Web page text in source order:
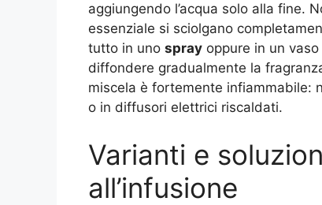
aggiungendo l’acqua solo alla fine.
essenziale si sciolgano
tutto in uno spray oppure in un
diffondere gradualmente la
miscela è fortemente infiammabile:
o in diffusori elettrici riscaldati.
Varianti e
all’infusione